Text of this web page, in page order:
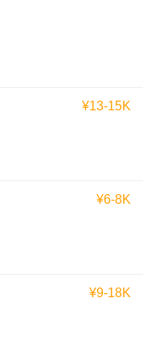
¥13-15K
¥6-8K
¥9-18K